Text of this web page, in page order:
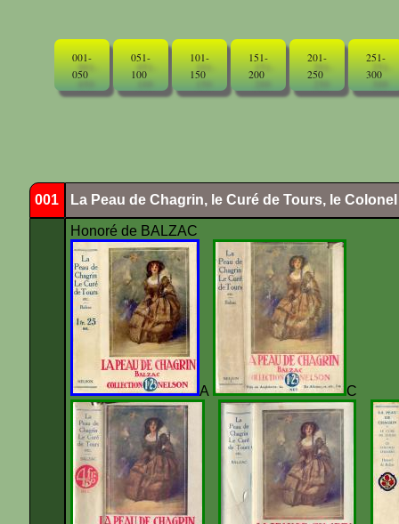
001-
050
051-
100
101-
150
151-
200
201-
250
251-
300
001 La Peau de Chagrin, le Curé de Tours, le
Honoré de BALZAC
A